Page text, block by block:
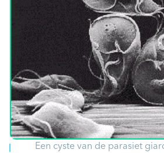
Een cyste van de parasiet